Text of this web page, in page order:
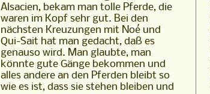
Alsacien, bekam man tolle Pferde, die
waren im Kopf sehr gut. Bei den
nächsten Kreuzungen mit Noé und
Qui-Sait hat man gedacht, daß es
genauso wird. Man glaubte, man
könnte gute Gänge bekommen und
alles andere an den Pferden bleibt so
wie es ist, dass sie stehen bleiben und